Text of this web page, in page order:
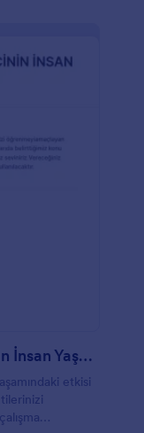
Covid 19 İzolasyon Sürecinin İnsan Yaşamındaki Etkisi
etkisi